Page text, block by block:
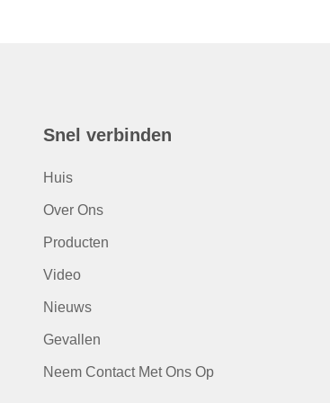
Snel verbinden
Huis
Over Ons
Producten
Video
Nieuws
Gevallen
Neem Contact Met Ons Op